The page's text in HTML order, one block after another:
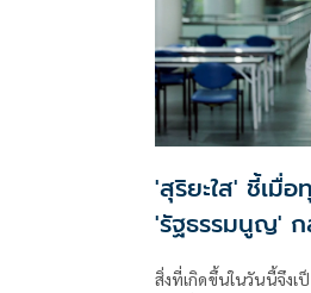
'สุริยะใส' ชี้เมื่
'รัฐธรรมนูญ' ก
กติกากลาง
สิ่งที่เกิดขึ้นในวันนี้จึง